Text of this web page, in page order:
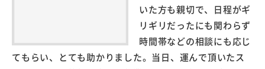
いた方も親切で、日程がギ
リギリだったにも関わらず
時間帯などの相談にも応じ
てもらい、とても助かりました。当日、運んで頂いたス